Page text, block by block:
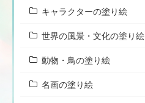
キャラクターの塗り絵
世界の風景・文化の塗り絵
動物・鳥の塗り絵
名画の塗り絵